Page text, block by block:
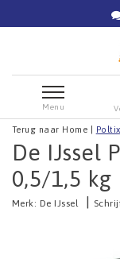
Menu
Terug naar Home
De IJssel
0,5/1,5 kg
Merk: De IJssel